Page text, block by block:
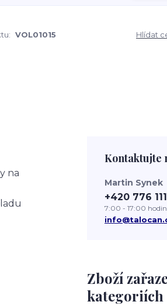
VOL01015 Hlídat
na
Zboží
kategoriích
Kontaktujte
Martin Synek
+420 776
7:00 - 17:00 hodin